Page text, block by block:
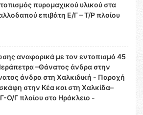
πυρομαχικού υλικού στα
επιβάτη Ε/Γ – Τ/Ρ πλοίου
αναφορικά με τον εντοπισμό 45
–Θάνατος άνδρα στην
άνδρα στη Χαλκιδική - Παροχή
στην Κέα και στη Χαλκίδα–
Ο/Γ πλοίου στο Ηράκλειο -